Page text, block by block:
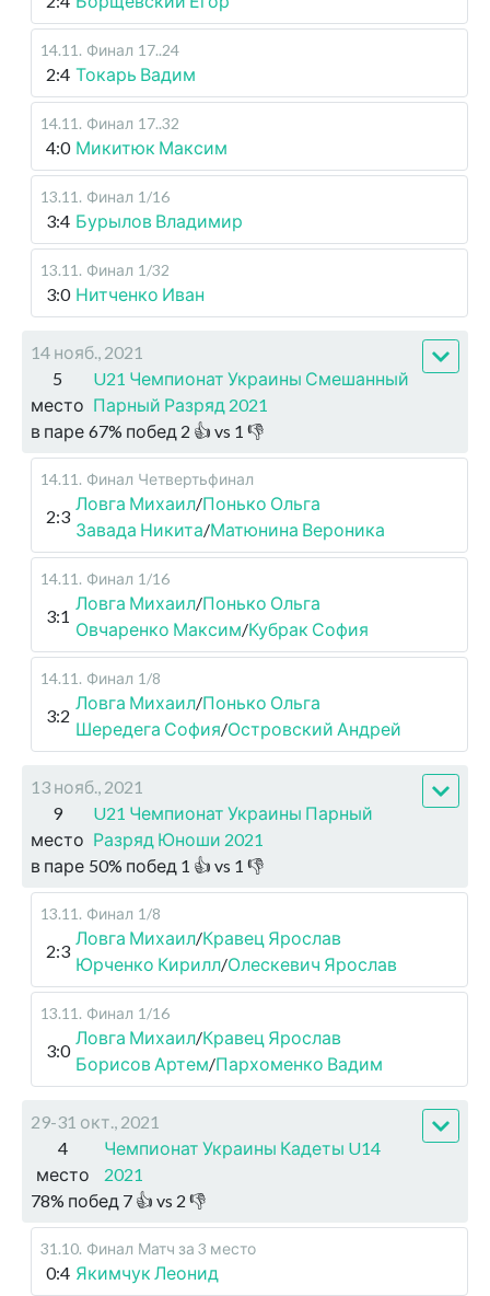
14.11 . Финал 17..24
2:4 Токарь Вадим
14.11 . Финал 17..32
4:0 Микитюк Максим
13.11 . Финал 1/16
3:4 Бурылов Владимир
13.11 . Финал 1/32
3:0 Нитченко Иван
14 нояб., 2021
5
место
U21 Чемпионат Украины Смешанный
Парный Разряд 2021
в паре 67% побед 2 👍 vs 1 👎
14.11 . Финал Четвертьфинал
2:3
Ловга Михаил/Понько Ольга
Завада Никита/Матюнина Вероника
14.11 . Финал 1/16
3:1
Ловга Михаил/Понько Ольга
Овчаренко Максим/Кубрак София
14.11 . Финал 1/8
3:2
Ловга Михаил/Понько Ольга
Шередега София/Островский Андрей
13 нояб., 2021
9
место
U21 Чемпионат Украины Парный
Разряд Юноши 2021
в паре 50% побед 1 👍 vs 1 👎
13.11 . Финал 1/8
2:3
Ловга Михаил/Кравец Ярослав
Юрченко Кирилл/Олескевич Ярослав
13.11 . Финал 1/16
3:0
Ловга Михаил/Кравец Ярослав
Борисов Артем/Пархоменко Вадим
29-31 окт., 2021
4
место
Чемпионат Украины Кадеты U14
2021
78% побед 7 👍 vs 2 👎
31.10. Финал Матч за 3 место
0:4 Якимчук Леонид